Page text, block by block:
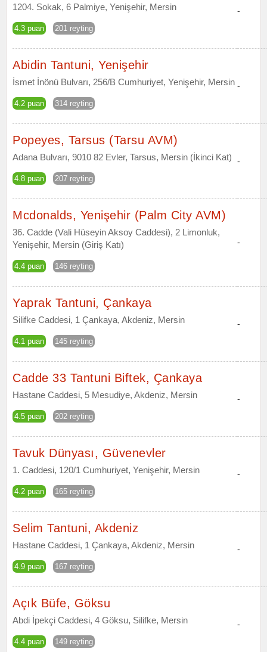
1204. Sokak, 6 Palmiye, Yenişehir, Mersin
4.3 puan 201 reyting
-
Abidin Tantuni, Yenişehir
İsmet İnönü Bulvarı, 256/B Cumhuriyet, Yenişehir, Mersin
4.2 puan 314 reyting
-
Popeyes, Tarsus (Tarsu AVM)
Adana Bulvarı, 9010 82 Evler, Tarsus, Mersin (İkinci Kat)
4.8 puan 207 reyting
-
Mcdonalds, Yenişehir (Palm City AVM)
36. Cadde (Vali Hüseyin Aksoy Caddesi), 2 Limonluk,
Yenişehir, Mersin (Giriş Katı)
4.4 puan 146 reyting
-
Yaprak Tantuni, Çankaya
Silifke Caddesi, 1 Çankaya, Akdeniz, Mersin
4.1 puan 145 reyting
-
Cadde 33 Tantuni Biftek, Çankaya
Hastane Caddesi, 5 Mesudiye, Akdeniz, Mersin
4.5 puan 202 reyting
-
Tavuk Dünyası, Güvenevler
1. Caddesi, 120/1 Cumhuriyet, Yenişehir, Mersin
4.2 puan 165 reyting
-
Selim Tantuni, Akdeniz
Hastane Caddesi, 1 Çankaya, Akdeniz, Mersin
4.9 puan 167 reyting
-
Açık Büfe, Göksu
Abdi İpekçi Caddesi, 4 Göksu, Silifke, Mersin
4.4 puan 149 reyting
-